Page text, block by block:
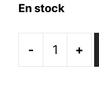
En stock
- +